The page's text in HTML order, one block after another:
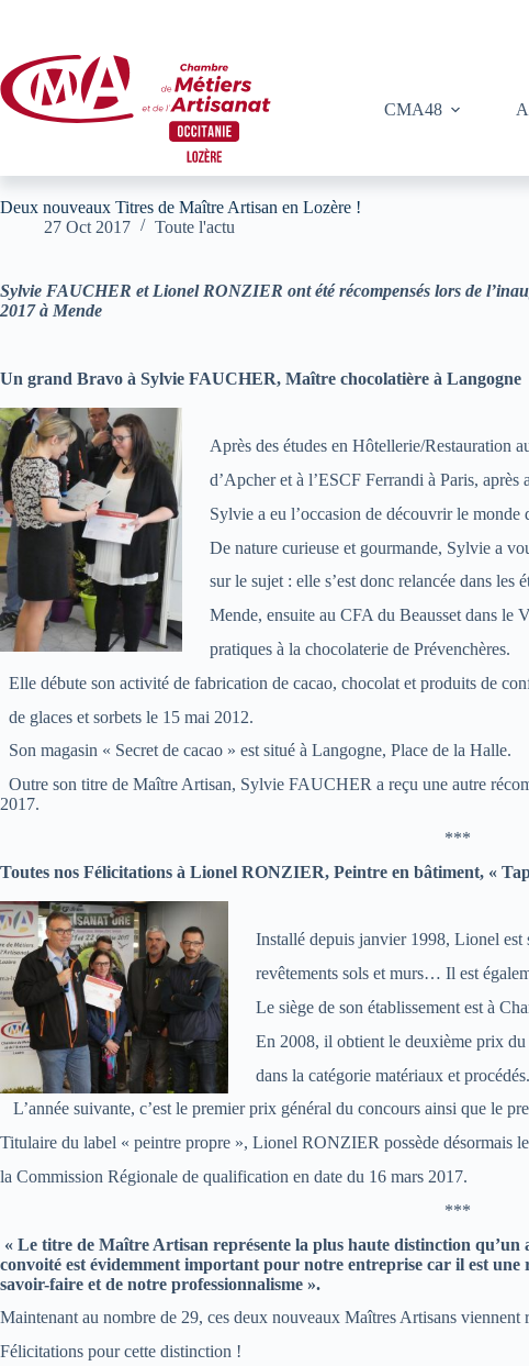
CMA48
Deux nouveaux Titres de Maître Artisan en Lozère !
27 Oct 2017
Toute l'actu
Sylvie FAUCHER et Lionel RONZIER ont été récompensés lors de
2017 à Mende
Un grand Bravo à Sylvie FAUCHER, Maître chocolatière à Langogne
Après des études en Hôtellerie/Restauration
d’Apcher et à l’ESCF Ferrandi à Paris, après
Sylvie a eu l’occasion de découvrir le monde
De nature curieuse et gourmande, Sylvie a
sur le sujet : elle s’est donc relancée dans les
Mende, ensuite au CFA du Beausset dans le
pratiques à la chocolaterie de Prévenchères.
Elle débute son activité de fabrication de cacao, chocolat et produits de
de glaces et sorbets le 15 mai 2012.
Son magasin « Secret de cacao » est situé à Langogne, Place de la Halle.
Outre son titre de Maître Artisan, Sylvie FAUCHER a reçu une autre
2017.
***
Toutes nos Félicitations à Lionel RONZIER, Peintre en bâtiment, «
Installé depuis janvier 1998, Lionel est
revêtements sols et murs… Il est
Le siège de son établissement est à
En 2008, il obtient le deuxième prix du
dans la catégorie matériaux et procédés.
L’année suivante, c’est le premier prix général du concours ainsi que le
Titulaire du label « peintre propre », Lionel RONZIER possède désormais
la Commission Régionale de qualification en date du 16 mars 2017.
***
« Le titre de Maître Artisan représente la plus haute distinction
convoité est évidemment important pour notre entreprise car il est une
savoir-faire et de notre professionnalisme ».
Maintenant au nombre de 29, ces deux nouveaux Maîtres Artisans
Félicitations pour cette distinction !